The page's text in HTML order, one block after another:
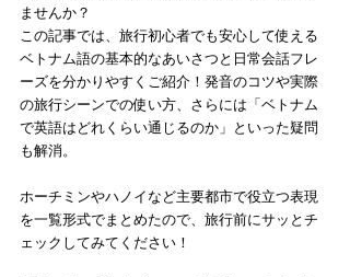
ませんか？
この記事では、旅行初心者でも安心して使える
ベトナム語の基本的なあいさつと日常会話フレ
ーズを分かりやすくご紹介！発音のコツや実際
の旅行シーンでの使い方、さらには「ベトナム
で英語はどれくらい通じるのか」といった疑問
も解消。
ホーチミンやハノイなど主要都市で役立つ表現
を一覧形式でまとめたので、旅行前にサッとチ
ェックしてみてください！